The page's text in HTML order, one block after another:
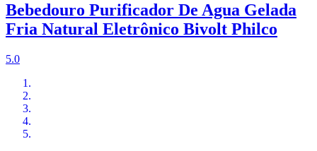
Bebedouro Purificador De Agua Gelada
Fria Natural Eletrônico Bivolt Philco
5.0